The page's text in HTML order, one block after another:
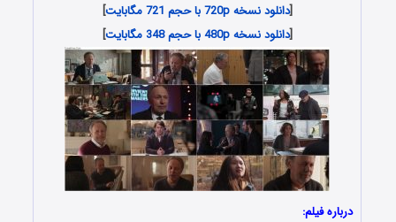
[دانلود نسخه 720p با حجم 721 مگابایت
]
[دانلود نسخه 480p با حجم 348 مگابایت ]
درباره فیلم: